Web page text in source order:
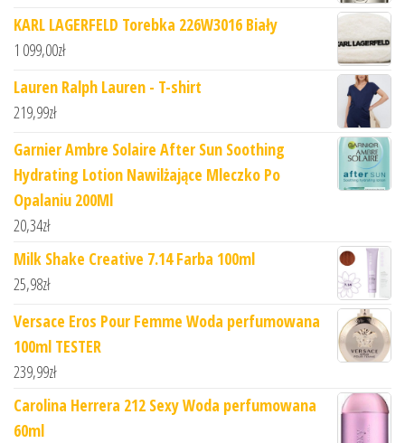
KARL LAGERFELD Torebka 226W3016 Biały
1 099,00zł
Lauren Ralph Lauren - T-shirt
219,99zł
Garnier Ambre Solaire After Sun Soothing
Hydrating Lotion Nawilżające Mleczko Po
Opalaniu 200Ml
20,34zł
Milk Shake Creative 7.14 Farba 100ml
25,98zł
Versace Eros Pour Femme Woda perfumowana
100ml TESTER
239,99zł
Carolina Herrera 212 Sexy Woda perfumowana
60ml